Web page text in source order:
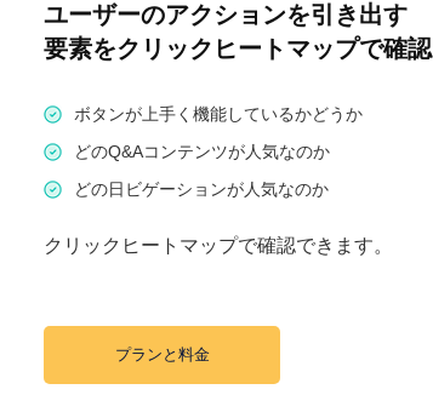
ユーザーのアクションを引き出す
要素をクリックヒートマップで確認
ボタンが上手く機能しているかどうか
どのQ&Aコンテンツが人気なのか
どの日ビゲーションが人気なのか
クリックヒートマップで確認できます。
プランと料金